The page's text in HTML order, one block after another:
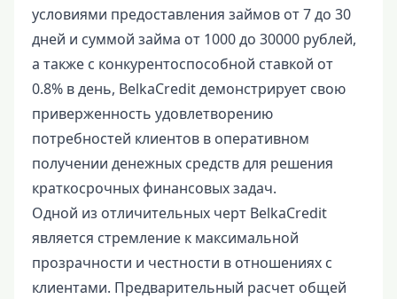
условиями предоставления займов от 7 до 30
дней и суммой займа от 1000 до 30000 рублей,
а также с конкурентоспособной ставкой от
0.8% в день, BelkaCredit демонстрирует свою
приверженность удовлетворению
потребностей клиентов в оперативном
получении денежных средств для решения
краткосрочных финансовых задач.
Одной из отличительных черт BelkaCredit
является стремление к максимальной
прозрачности и честности в отношениях с
клиентами. Предварительный расчет общей